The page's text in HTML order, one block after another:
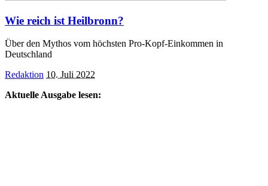
Wie reich ist Heilbronn?
Über den Mythos vom höchsten Pro-Kopf-Einkommen in
Deutschland
Posted
Redaktion 10. Juli 2022
Aktuelle Ausgabe lesen: